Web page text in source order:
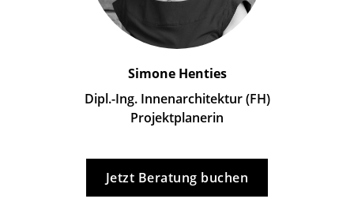
Simone Henties
Dipl.-Ing. Innenarchitektur (FH)
Projektplanerin
Jetzt Beratung buchen